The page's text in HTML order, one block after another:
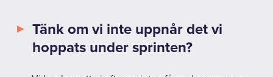
Tänk om vi inte uppnår det vi
hoppats under sprinten?